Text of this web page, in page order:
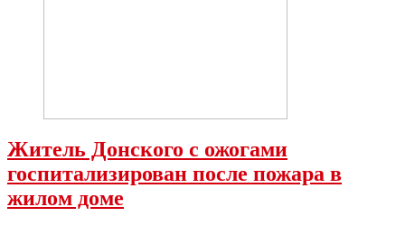
Житель Донского с ожогами
госпитализирован после пожара в
жилом доме